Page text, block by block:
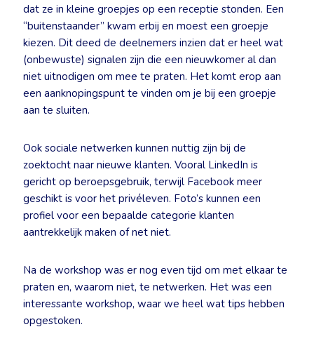
dat ze in kleine groepjes op een receptie stonden. Een
“buitenstaander” kwam erbij en moest een groepje
kiezen. Dit deed de deelnemers inzien dat er heel wat
(onbewuste) signalen zijn die een nieuwkomer al dan
niet uitnodigen om mee te praten. Het komt erop aan
een aanknopingspunt te vinden om je bij een groepje
aan te sluiten.
Ook sociale netwerken kunnen nuttig zijn bij de
zoektocht naar nieuwe klanten. Vooral LinkedIn is
gericht op beroepsgebruik, terwijl Facebook meer
geschikt is voor het privéleven. Foto’s kunnen een
profiel voor een bepaalde categorie klanten
aantrekkelijk maken of net niet.
Na de workshop was er nog even tijd om met elkaar te
praten en, waarom niet, te netwerken. Het was een
interessante workshop, waar we heel wat tips hebben
opgestoken.